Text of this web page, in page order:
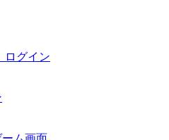
ログイン